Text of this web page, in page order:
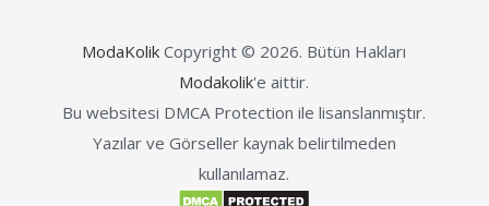
ModaKolik Copyright © 2026. Bütün Hakları
Modakolik'e aittir.
Bu websitesi DMCA Protection ile lisanslanmıştır.
Yazılar ve Görseller kaynak belirtilmeden
kullanılamaz.